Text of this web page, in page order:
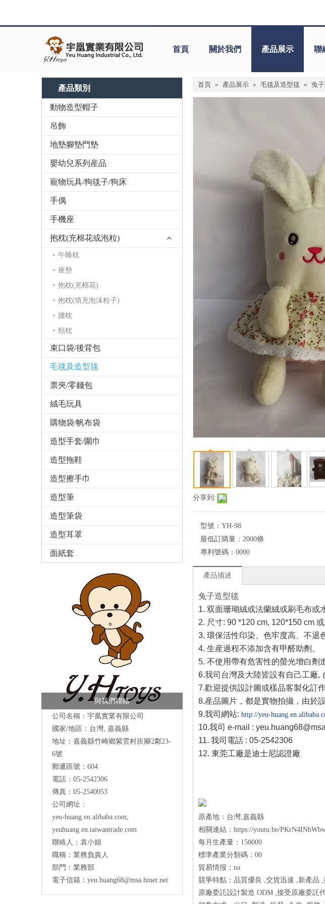
首頁 關於我們 產品展示 聯
產品類別
動物造型帽子
吊飾
地墊腳墊門墊
嬰幼兒系列産品
寵物玩具/狗毯子/狗床
手偶
手機座
抱枕(充棉花或泡粒)
午睡枕
座墊
抱枕(充棉花)
抱枕(填充泡沫粒子)
腰枕
頸枕
束口袋/後背包
毛毯及造型毯
票夾/零錢包
絨毛玩具
購物袋/帆布袋
造型手套/圍巾
造型拖鞋
造型擦手巾
造型筆
造型筆袋
造型耳罩
面紙套
與我們聯絡
公司名稱：宇凰實業有限公司
國家/地區：台灣, 嘉義縣
地址： 嘉義縣竹崎鄉紫雲村崁腳2鄰23-
6號
郵遞區號：604
電話：05-2542306
傳真：05-2540053
公司網址：
yeu-huang.en.alibaba.com,
yeuhuang.en.taiwantrade.com
聯絡人：袁小姐
職稱：業務負責人
部門：業務部
電子信箱： yeu.huang68@msa.hinet.net
首頁 » 產品展示 » 毛毯及造型毯 » 兔
分享到:
型號： YH-98
最低訂購量： 2000條
專利號碼： 0000
產品描述
兔子造型毯
1. 双面珊瑚絨或法蘭絨或刷毛布或
2. 尺寸: 90 *120 cm, 120*150 cm
3. 環保活性印染、色牢度高、不退
4. 生産過程不添加含有甲醛助劑。
5. 不使用帶有危害性的螢光增白劑
6.我司台灣及大陸皆設有自己工廠,
7.歡迎提供設計圖或樣品客製化訂
8.産品圖片，都是實物拍攝，由於
9.我司網站: http://yeu-
10.我司 e-mail :
11. 我司電話 : 05-2542306
12. 東莞工廠是迪士尼認證廠
原產地：台灣,嘉義縣
相關連結：https://youtu.be/
每月生產量：150000
標準產業分類碼：00
貿易情报：na
競爭特點：品質優良 ,交貨迅速 ,新產品
原廠委託設計製造 ODM ,接受原廠委託